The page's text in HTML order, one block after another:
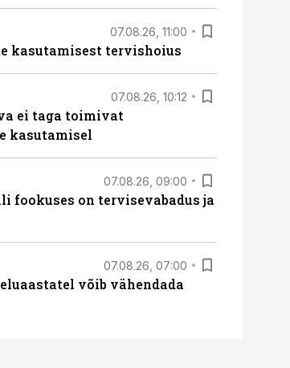
07.08.26, 11:00
kasutamisest tervishoius
07.08.26, 10:12
ei taga toimivat
kasutamisel
07.08.26, 09:00
fookuses on tervisevabadus ja
07.08.26, 07:00
võib vähendada